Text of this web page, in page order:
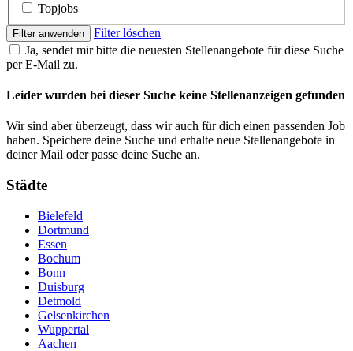
Topjobs
Filter anwenden
Filter löschen
Ja, sendet mir bitte die neuesten Stellenangebote für diese Suche
per E-Mail zu.
Leider wurden bei dieser Suche keine Stellenanzeigen gefunden
Wir sind aber überzeugt, dass wir auch für dich einen passenden Job
haben. Speichere deine Suche und erhalte neue Stellenangebote in
deiner Mail oder passe deine Suche an.
Städte
Bielefeld
Dortmund
Essen
Bochum
Bonn
Duisburg
Detmold
Gelsenkirchen
Wuppertal
Aachen